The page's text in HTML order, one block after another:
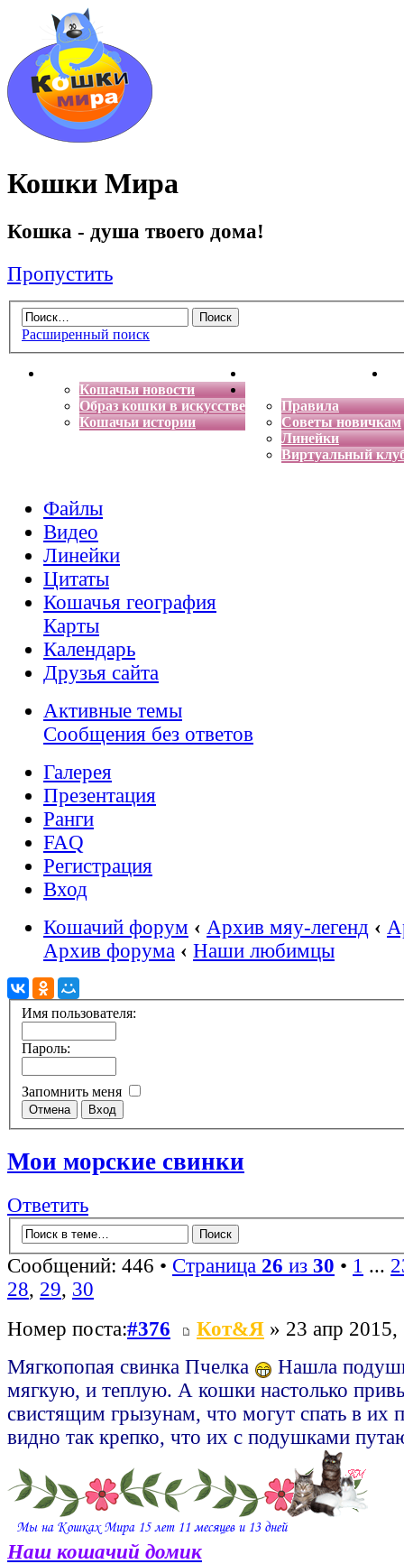
Кошки Мира
Кошка - душа твоего дома!
Пропустить
Расширенный поиск
Кошачьи новости
Образ кошки в искусстве
Кошачьи истории
Энциклопедия кошек
Правила
Советы новичкам
Линейки
Виртуальный
Файлы
Видео
Линейки
Цитаты
Кошачья география
Карты
Календарь
Друзья сайта
Активные темы
Сообщения без ответов
Галерея
Презентация
Ранги
FAQ
Регистрация
Вход
Кошачий форум ‹ Архив мяу-легенд ‹
Архив форума ‹ Наши любимцы
Имя пользователя:
Пароль:
Запомнить меня
Мои морские свинки
Ответить
Сообщений: 446 • Страница 26 из 30 • 1 ...
28, 29, 30
Номер поста:#376 Кот&Я » 23 апр 2015,
Мягкопопая свинка Пчелка
Нашла
мягкую, и теплую. А кошки настолько
свистящим грызунам, что могут спать в их
видно так крепко, что их с подушками
Наш кошачий домик